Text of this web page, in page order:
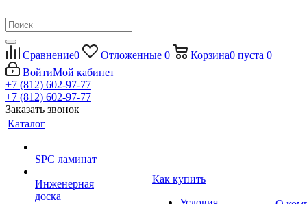
Сравнение0 Отложенные 0 Корзина0 пуста 0
ВойтиМой кабинет
+7 (812) 602-97-77
+7 (812) 602-97-77
Заказать звонок
Каталог
SPC ламинат
Инженерная
доска
Как купить